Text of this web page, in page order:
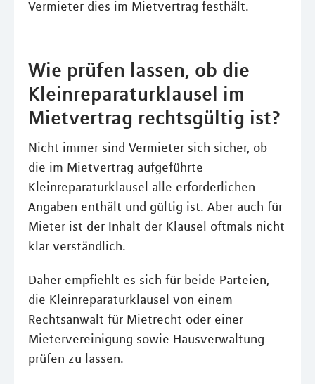
Vermieter dies im Mietvertrag festhält.
Wie prüfen lassen, ob die
Kleinreparaturklausel im
Mietvertrag rechtsgültig ist?
Nicht immer sind Vermieter sich sicher, ob
die im Mietvertrag aufgeführte
Kleinreparaturklausel alle erforderlichen
Angaben enthält und gültig ist. Aber auch für
Mieter ist der Inhalt der Klausel oftmals nicht
klar verständlich.
Daher empfiehlt es sich für beide Parteien,
die Kleinreparaturklausel von einem
Rechtsanwalt für Mietrecht oder einer
Mietervereinigung sowie Hausverwaltung
prüfen zu lassen.